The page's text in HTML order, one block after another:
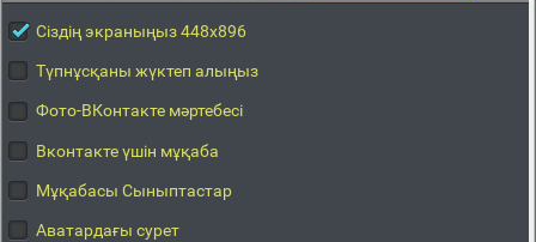
Сіздің экраныңыз 448x896
Түпнұсқаны жүктеп алыңыз
Фото-ВКонтакте мәртебесі
Вконтакте үшін мұқаба
Мұқабасы Сыныптастар
Аватардағы сурет